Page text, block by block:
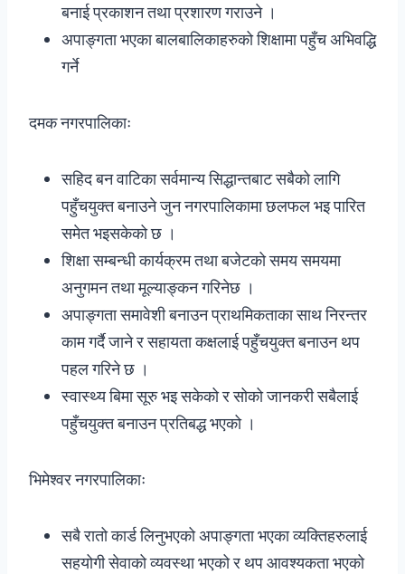
बनाई प्रकाशन तथा प्रशारण गराउने ।
अपाङ्गता भएका बालबालिकाहरुको शिक्षामा पहुँच अभिवद्धि
गर्ने
दमक नगरपालिकाः
सहिद बन वाटिका सर्वमान्य सिद्धान्तबाट सबैको लागि
पहुँचयुक्त बनाउने जुन नगरपालिकामा छलफल भइ पारित
समेत भइसकेको छ ।
शिक्षा सम्बन्धी कार्यक्रम तथा बजेटको समय समयमा
अनुगमन तथा मूल्याङ्कन गरिनेछ ।
अपाङ्गता समावेशी बनाउन प्राथमिकताका साथ निरन्तर
काम गर्दै जाने र सहायता कक्षलाई पहुँचयुक्त बनाउन थप
पहल गरिने छ ।
स्वास्थ्य बिमा सूरु भइ सकेको र सोको जानकरी सबैलाई
पहुँचयुक्त बनाउन प्रतिबद्ध भएको ।
भिमेश्वर नगरपालिकाः
सबै रातो कार्ड लिनुभएको अपाङ्गता भएका व्यक्तिहरुलाई
सहयोगी सेवाको व्यवस्था भएको र थप आवश्यकता भएको